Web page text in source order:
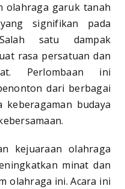
olahraga garuk tanah
signifikan pada
satu dampak
rasa persatuan dan
Perlombaan ini
dari berbagai
keberagaman budaya
kejuaraan olahraga
minat dan
olahraga ini. Acara ini